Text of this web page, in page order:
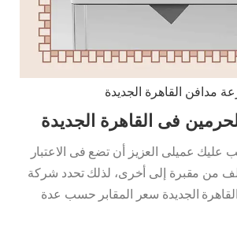
مدافن القاهرة الجديدة
فى القاهرة الجديدة
عليك عميلى العزيز أن تضع فى الاعتبار
من مقبرة إلى أخرى، لذلك تحدد شركة
الجديدة سعر المقابر حسب عدة